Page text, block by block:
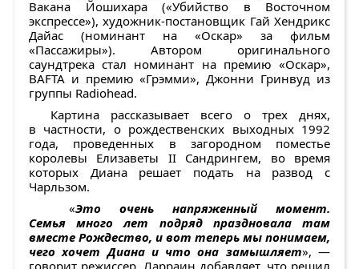
Вакана Йошихара («Убийство в Восточном
экспрессе»), художник-постановщик Гай Хендрикс
Дайас (номинант на «Оскар» за фильм
«Пассажиры»). Автором оригинального
саундтрека стал номинант на премию «Оскар»,
BAFTA и премию «Грэмми», Джонни Гринвуд из
группы Radiohead.
Картина рассказывает всего о трех днях,
в частности, о рождественских выходных 1992
года, проведенных в загородном поместье
королевы Елизаветы II Сандрингем, во время
которых Диана решает подать на развод с
Чарльзом.
«Это очень напряженный момент.
Семья много лет подряд праздновала там
вместе Рождество, и вот теперь мы понимаем,
чего хочет Диана и что она замышляет», —